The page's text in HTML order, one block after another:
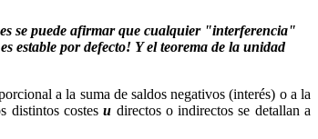
se puede afirmar que cualquier "interferencia"
estable por defecto! Y el teorema de la unidad
a la suma de saldos negativos (interés) o a la
distintos costesu directos o indirectos se detallan a